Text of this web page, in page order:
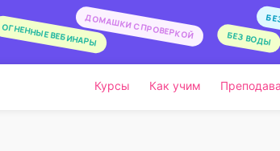
ОГНЕННЫЕ ВЕБИНАРЫДОМАШКИ С ПРОВЕРКОЙ БЕЗ ВОДЫ
Курсы Как учим